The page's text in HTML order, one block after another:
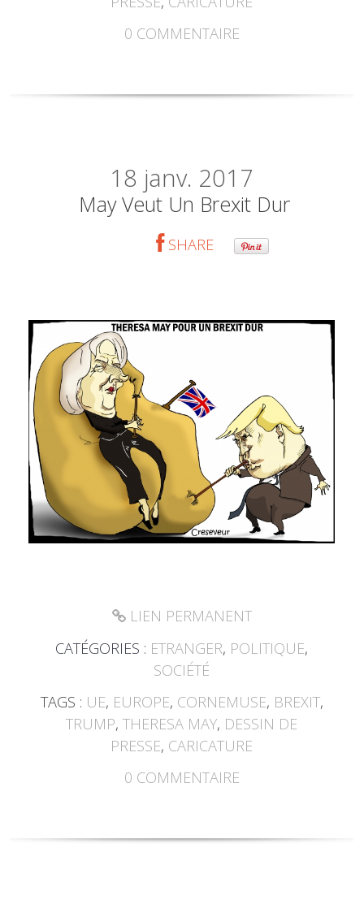
0 COMMENTAIRE
18 janv. 2017
May Veut Un Brexit Dur
SHARE
LIEN PERMANENT
CATÉGORIES : ETRANGER, POLITIQUE,
SOCIÉTÉ
TAGS : UE, EUROPE, CORNEMUSE, BREXIT,
TRUMP,THERESA MAY, DESSIN DE
PRESSE, CARICATURE
0 COMMENTAIRE